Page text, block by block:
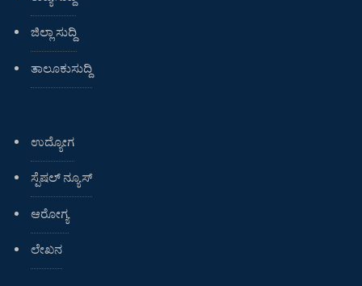
ಜಿಲ್ಲಾ ಸುದ್ದಿ
ತಾಲೂಕುಸುದ್ದಿ
ಉದ್ಯೋಗ
ಸ್ಪೆಷಲ್ ನ್ಯೂಸ್
ಆರೋಗ್ಯ
ಲೇಖನ